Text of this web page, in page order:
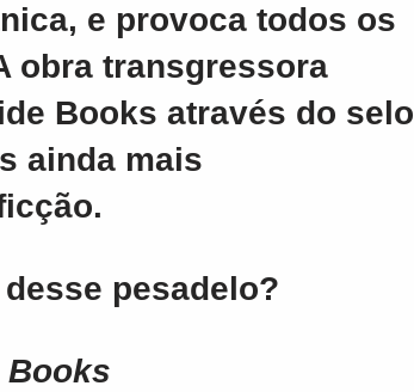
e provoca todos os
obra transgressora
Books através do selo
ainda mais
pesadelo?
Books